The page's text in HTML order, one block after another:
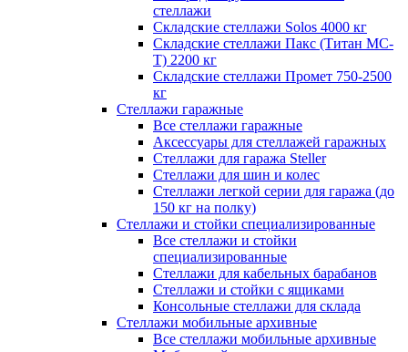
стеллажи
Складские стеллажи Solos 4000 кг
Складские стеллажи Пакс (Титан МС-
Т) 2200 кг
Складские стеллажи Промет 750-2500
кг
Стеллажи гаражные
Все стеллажи гаражные
Аксессуары для стеллажей гаражных
Стеллажи для гаража Steller
Стеллажи для шин и колес
Стеллажи легкой серии для гаража (до
150 кг на полку)
Стеллажи и стойки специализированные
Все стеллажи и стойки
специализированные
Стеллажи для кабельных барабанов
Стеллажи и стойки с ящиками
Консольные стеллажи для склада
Стеллажи мобильные архивные
Все стеллажи мобильные архивные